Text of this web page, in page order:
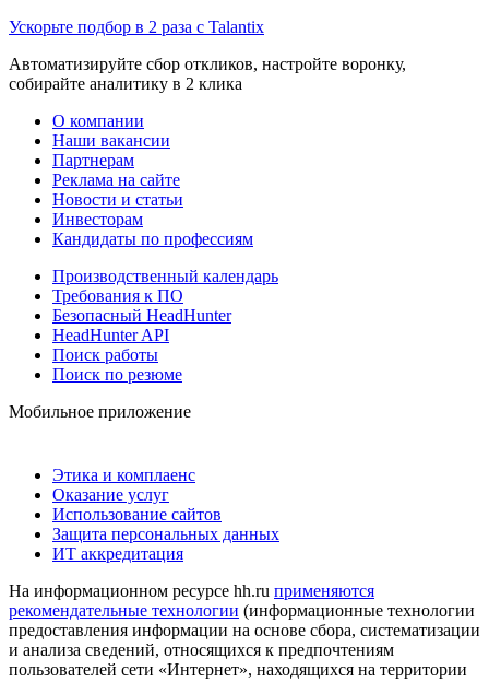
Ускорьте подбор в 2 раза с Talantix
Автоматизируйте сбор откликов, настройте воронку,
собирайте аналитику в 2 клика
О компании
Наши вакансии
Партнерам
Реклама на сайте
Новости и статьи
Инвесторам
Кандидаты по профессиям
Производственный календарь
Требования к ПО
Безопасный HeadHunter
HeadHunter API
Поиск работы
Поиск по резюме
Мобильное приложение
Этика и комплаенс
Оказание услуг
Использование сайтов
Защита персональных данных
ИТ аккредитация
На информационном ресурсе hh.ru применяются
рекомендательные технологии (информационные технологии
предоставления информации на основе сбора, систематизации
и анализа сведений, относящихся к предпочтениям
пользователей сети «Интернет», находящихся на территории